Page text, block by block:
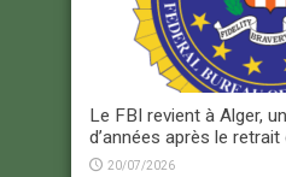
Le FBI revient à Alger,
d’années après le
20/07/2026